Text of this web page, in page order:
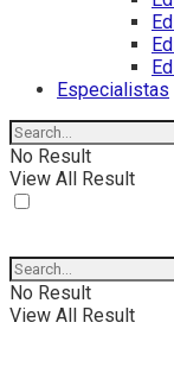
Especialistas
No Result
View All Result
No Result
View All Result